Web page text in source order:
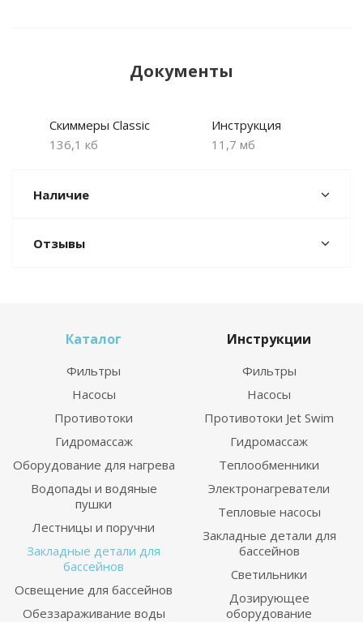
Документы
Скиммеры Classic
136,1 кб
Инструкция
11,7 мб
Наличие
Отзывы
Каталог
Фильтры
Насосы
Противотоки
Гидромассаж
Оборудование для нагрева
Водопады и водяные
пушки
Лестницы и поручни
Закладные детали для
бассейнов
Освещение для бассейнов
Обеззараживание воды
Инструкции
Фильтры
Насосы
Противотоки Jet Swim
Гидромассаж
Теплообменники
Электронагреватели
Тепловые насосы
Закладные детали для
бассейнов
Светильники
Дозирующее
оборудование